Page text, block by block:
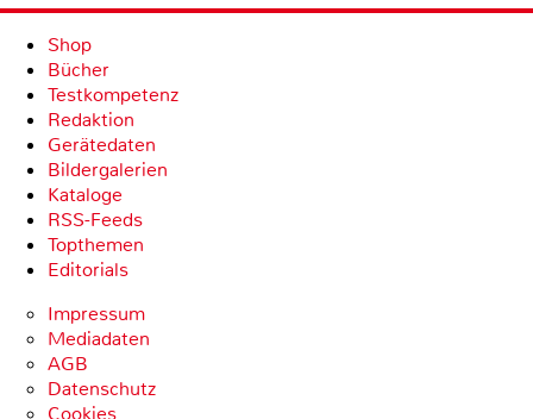
Shop
Bücher
Testkompetenz
Redaktion
Gerätedaten
Bildergalerien
Kataloge
RSS-Feeds
Topthemen
Editorials
Impressum
Mediadaten
AGB
Datenschutz
Cookies